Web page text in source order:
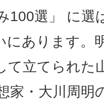
100選」 に選
にあります。
て立てられた
家・大川周